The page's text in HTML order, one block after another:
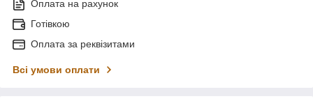
Оплата на рахунок
Готівкою
Оплата за реквізитами
Всі умови оплати